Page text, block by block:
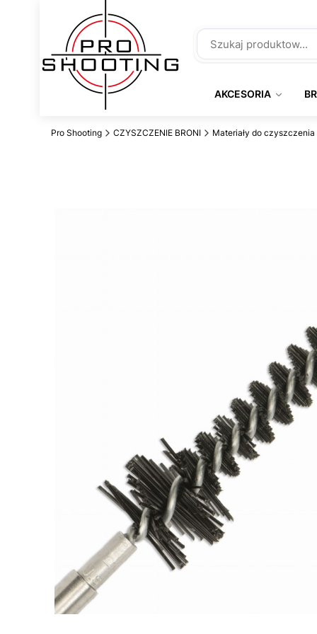
AKCESORIA
Pro Shooting CZYSZCZENIE BRONI Materiały do czyszczenia